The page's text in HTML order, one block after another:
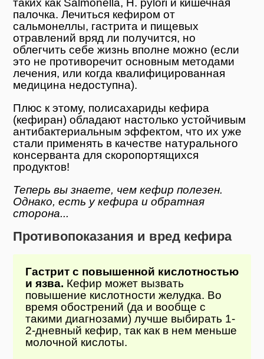
таких как Salmonella, H. pylori и кишечная
палочка. Лечиться кефиром от
сальмонеллы, гастрита и пищевых
отравлений вряд ли получится, но
облегчить себе жизнь вполне можно (если
это не противоречит основным методами
лечения, или когда квалифицированная
медицина недоступна).
Плюс к этому, полисахариды кефира
(кефиран) обладают настолько устойчивым
антибактериальным эффектом, что их уже
стали применять в качестве натурального
консерванта для скоропортящихся
продуктов!
Теперь вы знаете, чем кефир полезен.
Однако, есть у кефира и обратная
сторона...
Противопоказания и вред кефира
Гастрит с повышенной кислотностью
и язва. Кефир может вызвать
повышение кислотности желудка. Во
время обострений (да и вообще с
такими диагнозами) лучше выбирать 1-
2-дневный кефир, так как в нем меньше
молочной кислоты.